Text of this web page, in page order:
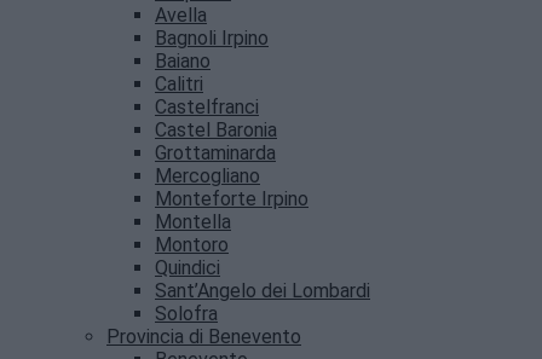
Avella
Bagnoli Irpino
Baiano
Calitri
Castelfranci
Castel Baronia
Grottaminarda
Mercogliano
Monteforte Irpino
Montella
Montoro
Quindici
Sant’Angelo dei Lombardi
Solofra
Provincia di Benevento